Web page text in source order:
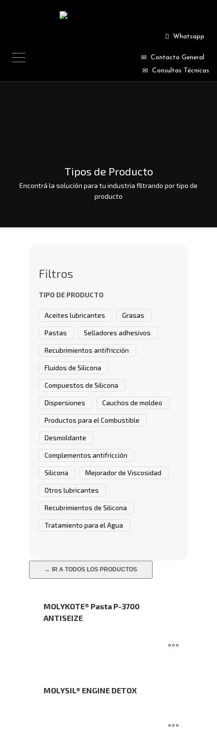
Whatsapp
Contacto General
Consultas Técnicas
Tipos de Producto
Encontrá la solución para tu industria filtrando por tipo de
producto
Filtros
TIPO DE PRODUCTO
Aceites lubricantes Grasas
Pastas Selladores adhesivos
Recubrimientos antifricción
Fluidos de Silicona
Compuestos de Silicona
Dispersiones Cauchos de moldeo
Productos para el Combustible
Desmoldante
Complementos antifricción
Silicona Mejorador de Viscosidad
Otros lubricantes
Recubrimientos de Silicona
Tratamiento para el Agua
← IR A TODOS LOS PRODUCTOS
MOLYKOTE® Pasta P-3700
ANTISEIZE
MOLYSIL® ENGINE DETOX